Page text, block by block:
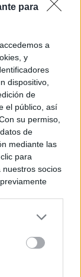
para
a
y
dispositivo,
de
el público, así
su permiso,
de
mediante las
para
socios
algún
de
se aplicarán